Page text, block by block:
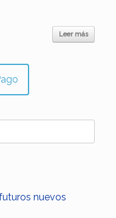
Leer más
nuevos